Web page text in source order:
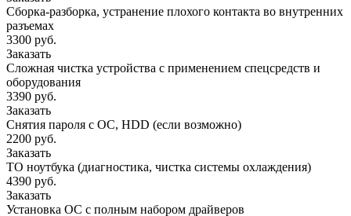
Сборка-разборка, устранение плохого контакта во внутренних
разъемах
3300 руб.
Заказать
Сложная чистка устройства с применением спецсредств и
оборудования
3390 руб.
Заказать
Снятия пароля с OC, HDD (если возможно)
2200 руб.
Заказать
ТО ноутбука (диагностика, чистка системы охлаждения)
4390 руб.
Заказать
Установка ОС с полным набором драйверов